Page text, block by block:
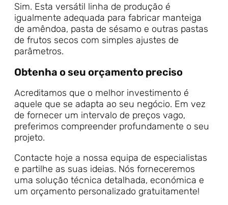
Sim. Esta versátil linha de produção é
igualmente adequada para fabricar manteiga
de amêndoa, pasta de sésamo e outras pastas
de frutos secos com simples ajustes de
parâmetros.
Obtenha o seu orçamento preciso
Acreditamos que o melhor investimento é
aquele que se adapta ao seu negócio. Em vez
de fornecer um intervalo de preços vago,
preferimos compreender profundamente o seu
projeto.
Contacte hoje a nossa equipa de especialistas
e partilhe as suas ideias. Nós forneceremos
uma solução técnica detalhada, económica e
um orçamento personalizado gratuitamente!